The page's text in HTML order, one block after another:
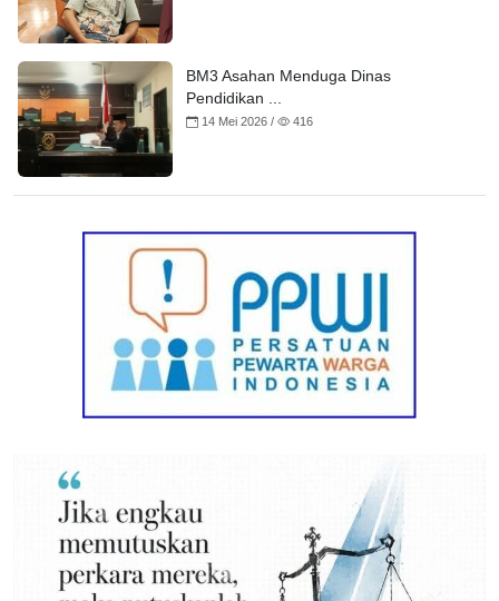
BM3 Asahan Menduga Dinas
Pendidikan ...
14 Mei 2026 / 416